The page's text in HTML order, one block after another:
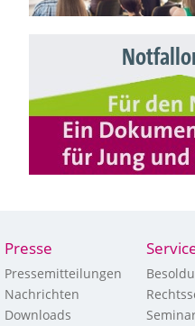
Presse
Pressemitteilungen
Nachrichten
Downloads